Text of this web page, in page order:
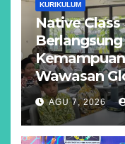
KURIKULUM
Native
Wawasan
AGU 7, 2026